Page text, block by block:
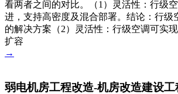
看两者之间的对比。（1）灵活性：行级
进，支持高密度及混合部署。结论：行级
的解决方案（2）灵活性：行级空调可实
扩容
→
弱电机房工程改造-机房改造建设工